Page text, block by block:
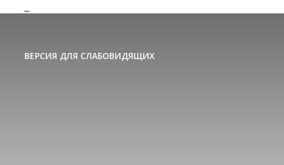
ВЕРСИЯ ДЛЯ СЛАБОВИДЯЩИХ